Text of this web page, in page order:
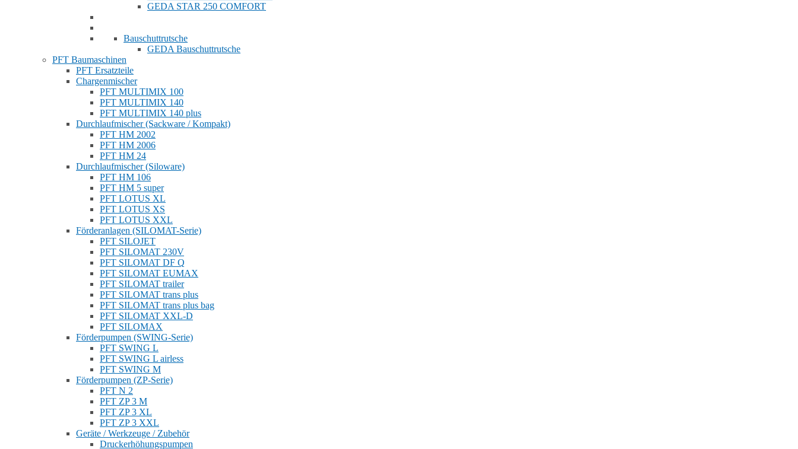
GEDA STAR 250 COMFORT
Bauschuttrutsche
GEDA Bauschuttrutsche
PFT Baumaschinen
PFT Ersatzteile
Chargenmischer
PFT MULTIMIX 100
PFT MULTIMIX 140
PFT MULTIMIX 140 plus
Durchlaufmischer (Sackware / Kompakt)
PFT HM 2002
PFT HM 2006
PFT HM 24
Durchlaufmischer (Siloware)
PFT HM 106
PFT HM 5 super
PFT LOTUS XL
PFT LOTUS XS
PFT LOTUS XXL
Förderanlagen (SILOMAT-Serie)
PFT SILOJET
PFT SILOMAT 230V
PFT SILOMAT DF Q
PFT SILOMAT EUMAX
PFT SILOMAT trailer
PFT SILOMAT trans plus
PFT SILOMAT trans plus bag
PFT SILOMAT XXL-D
PFT SILOMAX
Förderpumpen (SWING-Serie)
PFT SWING L
PFT SWING L airless
PFT SWING M
Förderpumpen (ZP-Serie)
PFT N 2
PFT ZP 3 M
PFT ZP 3 XL
PFT ZP 3 XXL
Geräte / Werkzeuge / Zubehör
Druckerhöhungspumpen